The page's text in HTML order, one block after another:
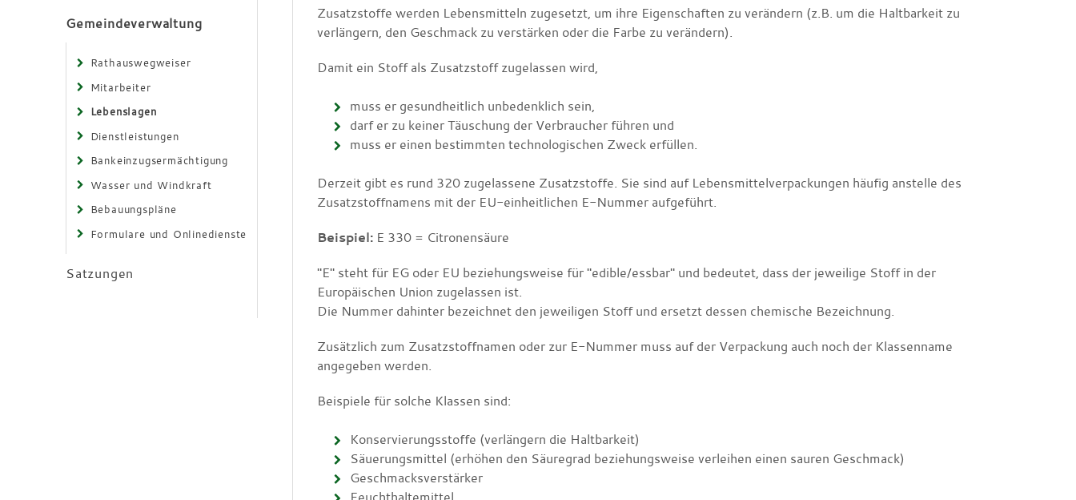
Gemeindeverwaltung
Rathauswegweiser
Mitarbeiter
Lebenslagen
Dienstleistungen
Bankeinzugsermächtigung
Wasser und Windkraft
Bebauungspläne
Formulare und Onlinedienste
Satzungen
Zusatzstoffe werden Lebensmitteln zugesetzt, um ihre Eigenschaften zu verändern (z.B. um die Haltbarkeit zu
verlängern, den Geschmack zu verstärken oder die Farbe zu verändern).
Damit ein Stoff als Zusatzstoff zugelassen wird,
muss er gesundheitlich unbedenklich sein,
darf er zu keiner Täuschung der Verbraucher führen und
muss er einen bestimmten technologischen Zweck erfüllen.
Derzeit gibt es rund 320 zugelassene Zusatzstoffe. Sie sind auf Lebensmittelverpackungen häufig anstelle des
Zusatzstoffnamens mit der EU-einheitlichen E-Nummer aufgeführt.
Beispiel: E 330 = Citronensäure
"E" steht für EG oder EU beziehungsweise für "edible/essbar" und bedeutet, dass der jeweilige Stoff in der
Europäischen Union zugelassen ist.
Die Nummer dahinter bezeichnet den jeweiligen Stoff und ersetzt dessen chemische Bezeichnung.
Zusätzlich zum Zusatzstoffnamen oder zur E-Nummer muss auf der Verpackung auch noch der Klassenname
angegeben werden.
Beispiele für solche Klassen sind:
Konservierungsstoffe (verlängern die Haltbarkeit)
Säuerungsmittel (erhöhen den Säuregrad beziehungsweise verleihen einen sauren Geschmack)
Geschmacksverstärker